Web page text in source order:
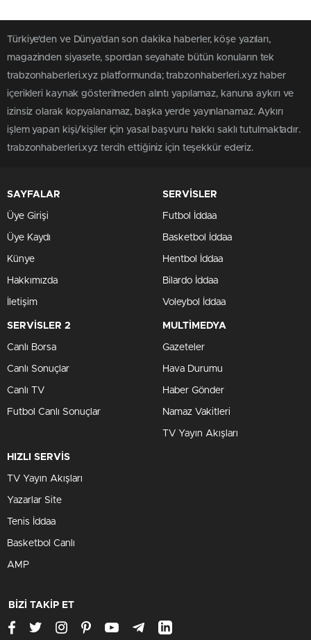
Türkiye'den ve Dünya’dan son dakika haberler, köşe yazıları,
magazinden siyasete, spordan seyahate bütün konuların tek
trabzonhaberleri.xyz platformunda; trabzonhaberleri.xyz haber
içerikleri kaynak gösterilmeden alıntı yapılamaz, kanuna aykırı ve
izinsiz olarak kopyalanamaz, başka yerde yayınlanamaz. Aykırı
işlem yapan kişi/kişiler için yasal başvuru hakkı saklı tutulmaktadır.
trabzonhaberleri.xyz tercih ettiğiniz için teşekkür ederiz.
SAYFALAR
Üye Girişi
Üye Kaydı
Künye
Hakkımızda
İletişim
SERVİSLER
Futbol İddaa
Basketbol İddaa
Hentbol İddaa
Bilardo İddaa
Voleybol İddaa
SERVİSLER 2
Canlı Borsa
Canlı Sonuçlar
Canlı TV
Futbol Canlı Sonuçlar
MULTİMEDYA
Gazeteler
Hava Durumu
Haber Gönder
Namaz Vakitleri
TV Yayın Akışları
HIZLI SERVİS
TV Yayın Akışları
Yazarlar Site
Tenis İddaa
Basketbol Canlı
AMP
BİZİ TAKİP ET